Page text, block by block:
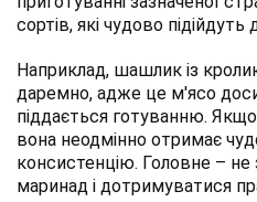
сортів, які чудово
Наприклад, шашлик із
даремно, адже це м'ясо
піддається готуванню.
вона неодмінно отримає
консистенцію. Головне –
маринад і дотримуватися